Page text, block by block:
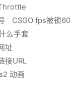
CSGO fps被锁60
么手套
址
接URL
动画